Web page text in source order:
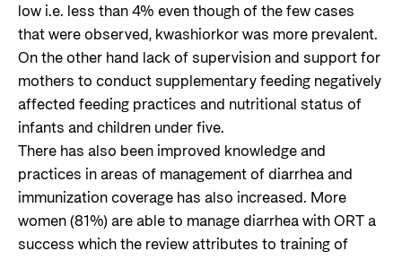
low i.e. less than 4% even though of the few cases
that were observed, kwashiorkor was more prevalent.
On the other hand lack of supervision and support for
mothers to conduct supplementary feeding negatively
affected feeding practices and nutritional status of
infants and children under five.
There has also been improved knowledge and
practices in areas of management of diarrhea and
immunization coverage has also increased. More
women (81%) are able to manage diarrhea with ORT a
success which the review attributes to training of